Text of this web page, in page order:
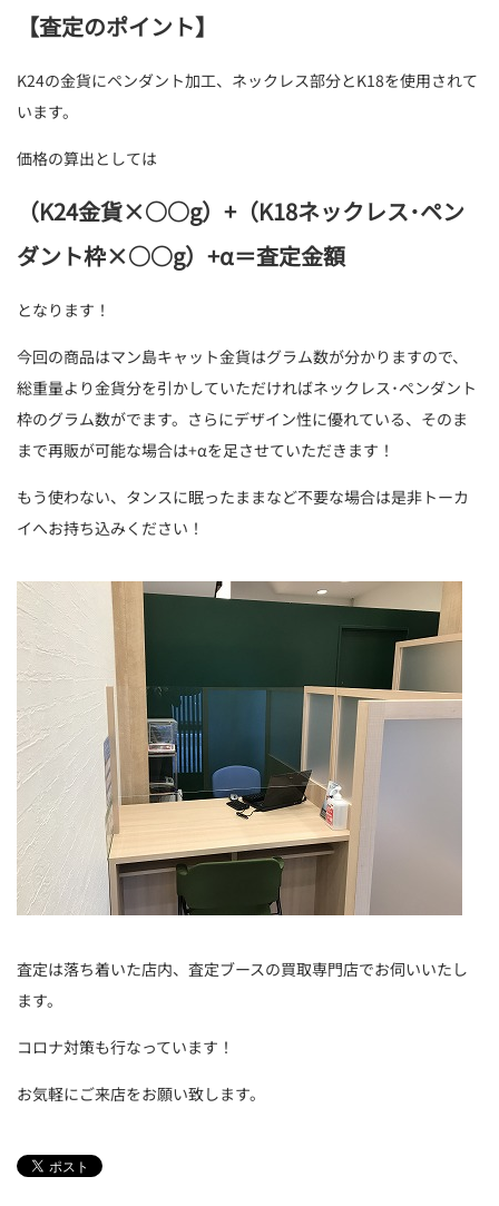
【査定のポイント】
K24の金貨にペンダント加工、ネックレス部分とK18を使用されて
います。
価格の算出としては
（K24金貨×○○g）+（K18ネックレス･ペン
ダント枠×○○g）+α＝査定金額
となります！
今回の商品はマン島キャット金貨はグラム数が分かりますので、
総重量より金貨分を引かしていただければネックレス･ペンダント
枠のグラム数がでます。さらにデザイン性に優れている、そのま
まで再販が可能な場合は+αを足させていただきます！
もう使わない、タンスに眠ったままなど不要な場合は是非トーカ
イへお持ち込みください！
査定は落ち着いた店内、査定ブースの買取専門店でお伺いいたし
ます。
コロナ対策も行なっています！
お気軽にご来店をお願い致します。